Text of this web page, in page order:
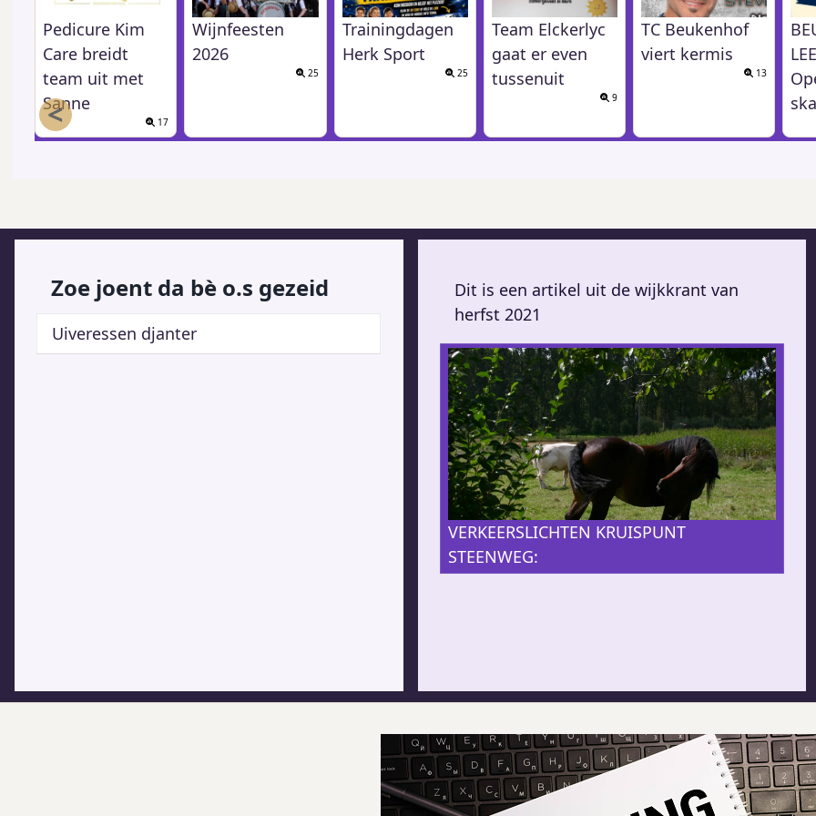
Pedicure Kim
Care breidt
team uit met
Sanne
17
Wijnfeesten
2026
25
Trainingdagen
Herk Sport
25
Team Elckerlyc
gaat er even
tussenuit
9
TC Beukenhof
viert kermis
13
<
Zoe joent da bè o.s gezeid
Uiveressen djanter
Dit is een artikel uit de wijkkrant van
herfst 2021
VERKEERSLICHTEN KRUISPUNT
STEENWEG: